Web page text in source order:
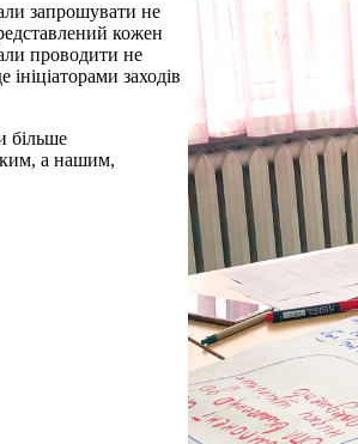
запрошувати не
кожен
проводити не
заходів
більше
а нашим,